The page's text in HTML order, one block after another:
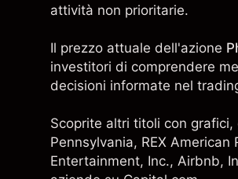
attività non prioritarie.
Il prezzo attuale dell'azione
investitori di comprendere
decisioni informate nel
Scoprite altri titoli con
Pennsylvania, REX American
Entertainment, Inc., Airbnb,